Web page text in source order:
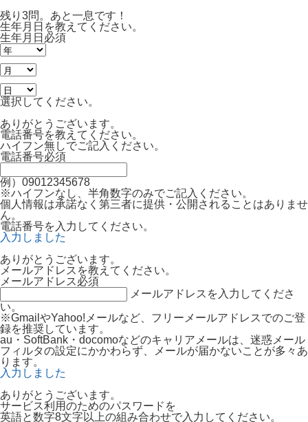
残り3問。あと一息です！
生年月日を教えてください。
生年月日 必須
選択してください。
ありがとうございます。
電話番号を教えてください。
ハイフン無しでご記入ください。
電話番号必須
例）09012345678
※ハイフンなし、半角数字のみでご記入ください。
個人情報は承諾なく第三者に提供・公開されることはありませ
ん。
電話番号を入力してください。
入力しました
ありがとうございます。
メールアドレスを教えてください。
メールアドレス必須
メールアドレスを入力してくださ
い。
※GmailやYahoo!メールなど、フリーメールアドレスでのご登
録を推奨しています。
au・SoftBank・docomoなどのキャリアメールは、迷惑メール
フィルタの設定にかかわらず、メールが届かないことが多々あ
ります。
入力しました
ありがとうございます。
サービス利用のためのパスワードを
英語と数字8文字以上の組み合わせで入力してください。